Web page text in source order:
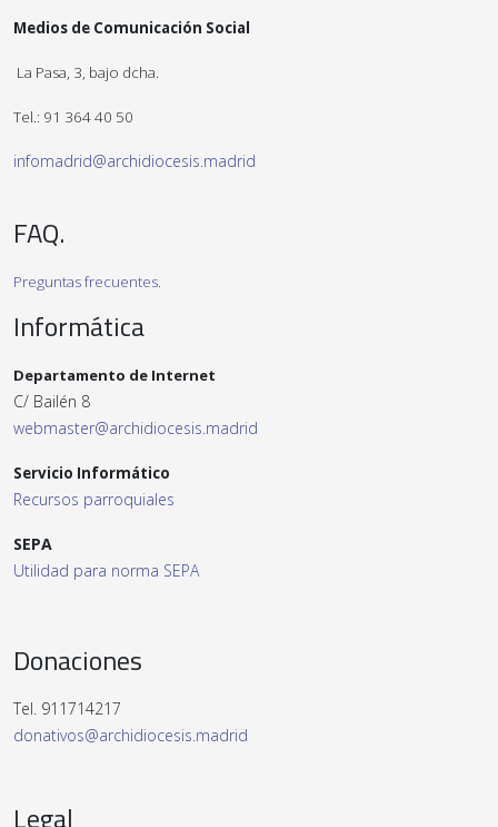
Medios de Comunicación Social
La Pasa, 3, bajo dcha.
Tel.: 91 364 40 50
infomadrid@archidiocesis.madrid
FAQ.
Preguntas frecuentes.
Informática
Departamento de Internet
C/ Bailén 8
webmaster@archidiocesis.madrid
Servicio Informático
Recursos parroquiales
SEPA
Utilidad para norma SEPA
Donaciones
Tel. 911714217
donativos@archidiocesis.madrid
Legal